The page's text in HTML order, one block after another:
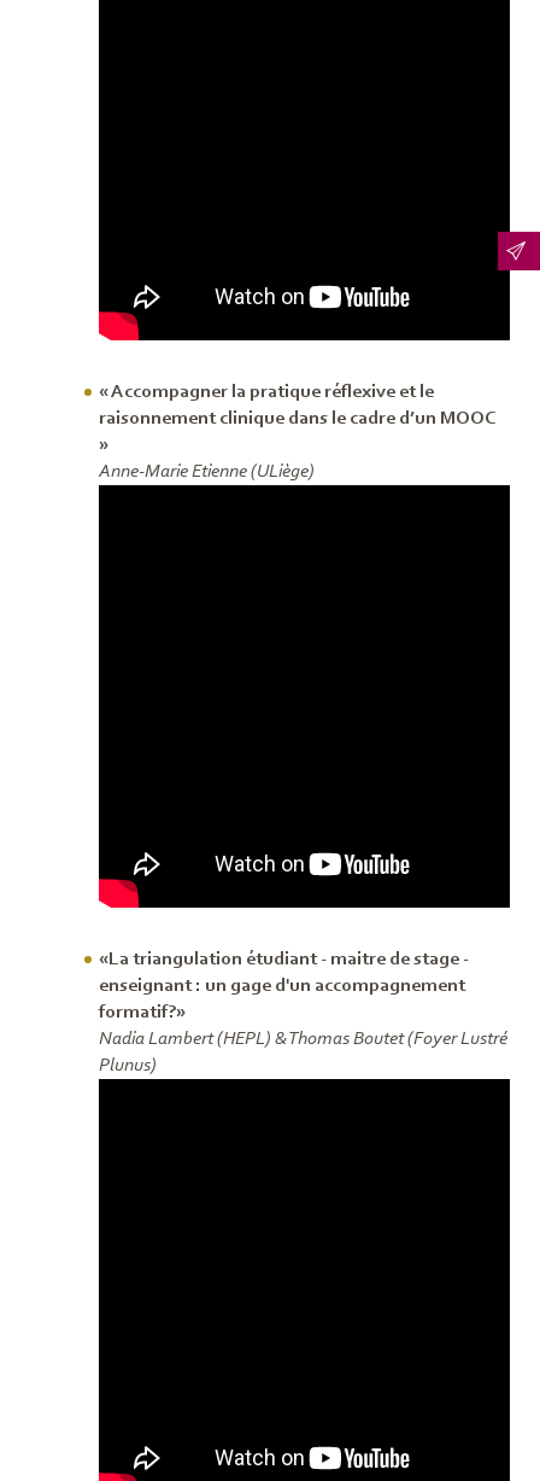
« Accompagner la pratique réflexive et le
raisonnement clinique dans le cadre d’un MOOC
»
Anne-Marie Etienne (ULiège)
«La triangulation étudiant - maitre de stage -
enseignant : un gage d'un accompagnement
formatif?»
Nadia Lambert (HEPL) & Thomas Boutet (Foyer Lustré
Plunus)